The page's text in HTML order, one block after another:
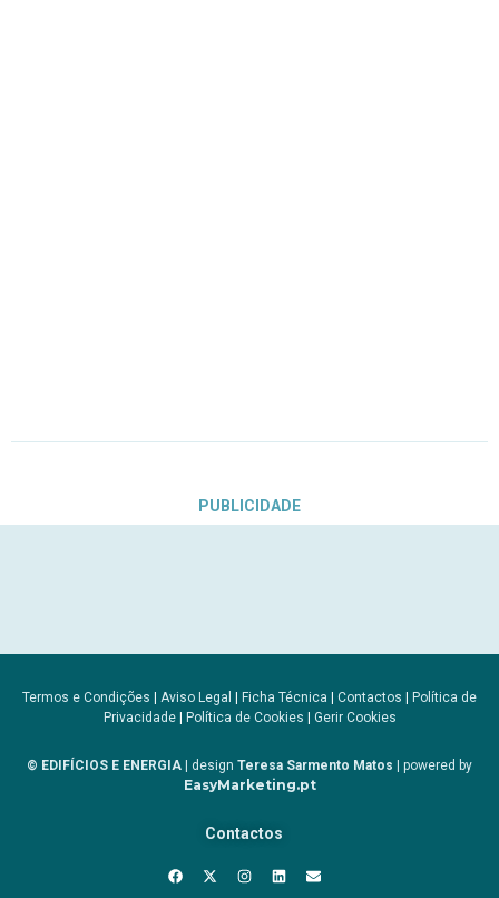
PUBLICIDADE
Termos e Condições Aviso Legal Ficha Técnica Contactos
Política de
Privacidade| Política de Cookies Gerir Cookies
© EDIFÍCIOS E ENERGIA | design Teresa Sarmento Matos | powered by
EasyMarketing.pt
Contactos